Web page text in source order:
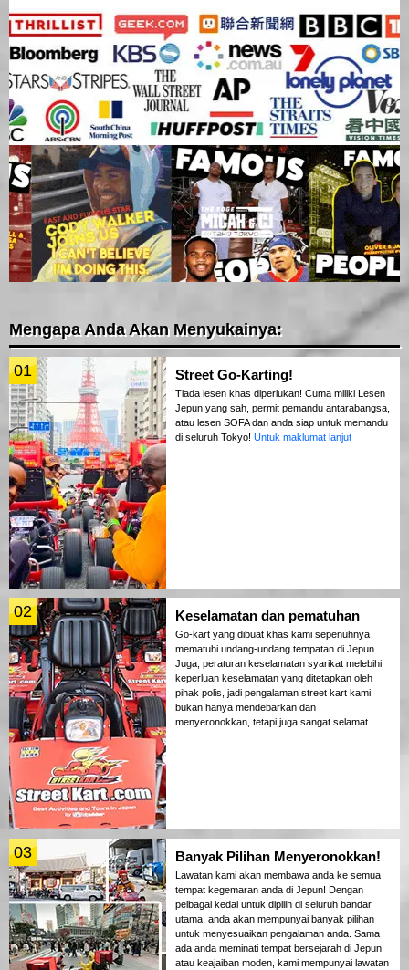
Mengapa Anda Akan Menyukainya:
01 Street Go-Karting!
Tiada lesen khas diperlukan! Cuma miliki Lesen
Jepun yang sah, permit pemandu antarabangsa,
atau lesen SOFA dan anda siap untuk memandu
di seluruh Tokyo! Untuk maklumat lanjut
02 Keselamatan dan pematuhan
Go-kart yang dibuat khas kami sepenuhnya
mematuhi undang-undang tempatan di Jepun.
Juga, peraturan keselamatan syarikat melebihi
keperluan keselamatan yang ditetapkan oleh
pihak polis, jadi pengalaman street kart kami
bukan hanya mendebarkan dan
menyeronokkan, tetapi juga sangat selamat.
03 Banyak Pilihan Menyeronokkan!
Lawatan kami akan membawa anda ke semua
tempat kegemaran anda di Jepun! Dengan
pelbagai kedai untuk dipilih di seluruh bandar
utama, anda akan mempunyai banyak pilihan
untuk menyesuaikan pengalaman anda. Sama
ada anda meminati tempat bersejarah di Jepun
atau keajaiban moden, kami mempunyai lawatan